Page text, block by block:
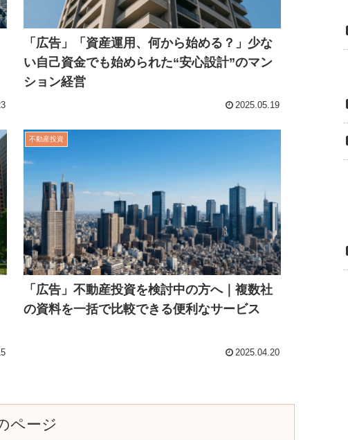
「広告」「資産運用、何から始める？」少な
い自己資金でも始められた“安心設計”のマン
ション経営
2025.05.19
不動産投資
「広告」不動産投資を検討中の方へ｜複数社
の資料を一括で比較できる便利なサービス
2025.04.20
ページ